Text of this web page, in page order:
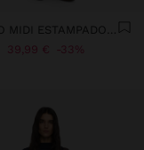
VESTIDO MIDI ESTAMPADO FLOR
39,99 € 33%